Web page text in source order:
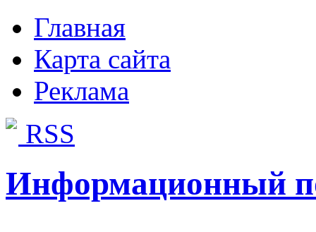
Главная
Карта сайта
Реклама
RSS
Информационный